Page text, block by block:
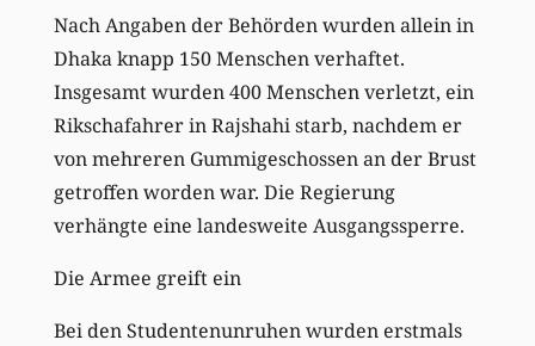
Nach Angaben der Behörden wurden allein in
Dhaka knapp 150 Menschen verhaftet.
Insgesamt wurden 400 Menschen verletzt, ein
Rikschafahrer in Rajshahi starb, nachdem er
von mehreren Gummigeschossen an der Brust
getroffen worden war. Die Regierung
verhängte eine landesweite Ausgangssperre.
Die Armee greift ein
Bei den Studentenunruhen wurden erstmals